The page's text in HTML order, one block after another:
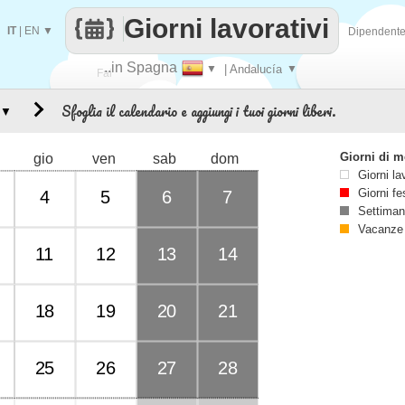
Fai..in Spagna ▼ | Andalucía ▼
Giorni lavorativi
IT| EN ▼
Sfoglia il calendario e aggiungi i tuoi giorni liberi.
gio ven sab dom
4 5 6 7
11 12 13 14
18 19 20 21
25 26 27 28
▼
Giorni di
Giorni
Giorni
Vacanze